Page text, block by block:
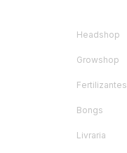
Headshop
Growshop
Fertilizantes
Bongs
Livraria